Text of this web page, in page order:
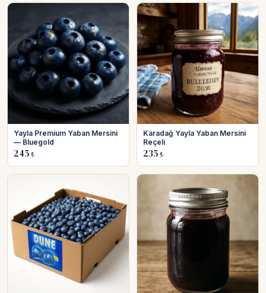
Yayla Premium Yaban Mersini
— Bluegold
245 ₺
Karadağ Yayla Yaban Mersini
Reçeli
235 ₺